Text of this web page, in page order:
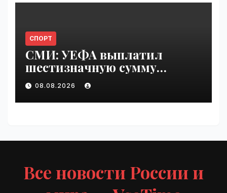
СПОРТ
СМИ: УЕФА выплатил
шестизначную сумму
любовнице Инфантино |
VseTime.ru
08.08.2026
Все новости России и